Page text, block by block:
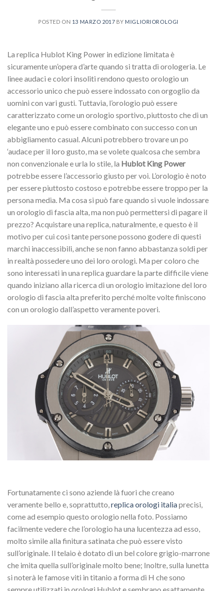
POSTED ON 13 MARZO 2017 BY MIGLIORIOROLOGI
La replica Hublot King Power in edizione limitata è
sicuramente un’opera d’arte quando si tratta di orologeria. Le
linee audaci e colori insoliti rendono questo orologio un
accessorio unico che può essere indossato con orgoglio da
uomini con vari gusti. Tuttavia, l’orologio può essere
caratterizzato come un orologio sportivo, piuttosto che di un
elegante uno e può essere combinato con successo con un
abbigliamento casual. Alcuni potrebbero trovare un po
‘audace per il loro gusto, ma se volete qualcosa che sembra
non convenzionale e urla lo stile, la Hublot King Power
potrebbe essere l’accessorio giusto per voi. L’orologio è noto
per essere piuttosto costoso e potrebbe essere troppo per la
persona media. Ma cosa si può fare quando si vuole indossare
un orologio di fascia alta, ma non può permettersi di pagare il
prezzo? Acquistare una replica, naturalmente, e questo è il
motivo per cui così tante persone possono godere di questi
marchi inaccessibili, anche se non fanno abbastanza soldi per
in realtà possedere uno dei loro orologi. Ma per coloro che
sono interessati in una replica guardare la parte difficile viene
quando iniziano alla ricerca di un orologio imitazione del loro
orologio di fascia alta preferito perché molte volte finiscono
con un orologio dall’aspetto veramente poveri.
Fortunatamente ci sono aziende là fuori che creano
veramente bello e, soprattutto, replica orologi italiaprecisi,
come ad esempio questo orologio nella foto. Possiamo
facilmente vedere che l’orologio ha una lucentezza ad esso,
molto simile alla finitura satinata che può essere visto
sull’originale. Il telaio è dotato di un bel colore grigio-marrone
che imita quella sull’originale molto bene; Inoltre, sulla lunetta
si noterà le famose viti in titanio a forma di H che sono
sempre utilizzati in orologi Hublot e sembrano esattamente